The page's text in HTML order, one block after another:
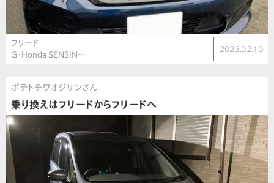
フリード
G・Honda SENSIN…
2023.02.10
ポテトチワオジサンさん
乗り換えはフリードからフリードへ